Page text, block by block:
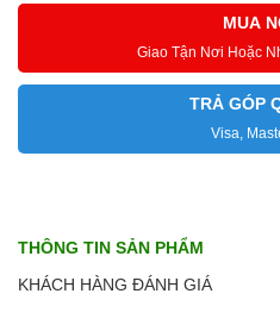
MUA
Giao Tận Nơi Hoặc
TRẢ GÓP
Visa,
THÔNG TIN SẢN PHẨM
KHÁCH HÀNG ĐÁNH GIÁ